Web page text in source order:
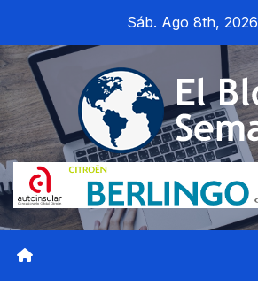
contenido
Sáb. Ago 8th, 2026